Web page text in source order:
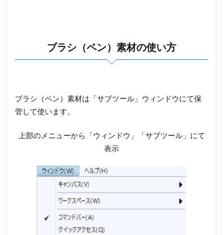
ブラシ（ペン）素材の使い方
ブラシ（ペン）素材は「サブツール」ウィンドウにて保
管して使います。
上部のメニューから「ウィンドウ」「サブツール」にて
表示